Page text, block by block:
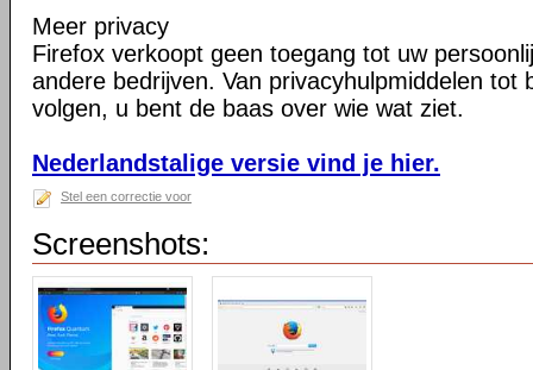
Meer privacy
Firefox verkoopt geen toegang tot uw
andere bedrijven. Van privacyhulpmiddelen tot
volgen, u bent de baas over wie wat ziet.
Nederlandstalige versie vind je hier.
Stel een correctie voor
Screenshots: